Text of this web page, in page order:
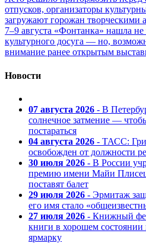
отпусков, организаторы
загружают горожан творческими
7–9 августа «Фонтанка» нашла
культурного досуга — но,
внимание ранее открытым
Новости
07 августа 2026 - В
солнечное затмение —
постараться
04 августа 2026 - ТАСС:
освобожден от должности
30 июля 2026 - В России
премию имени Майи
поставят балет
29 июля 2026 - Эрмитаж
его имя стало
27 июля 2026 - Книжный
книги в хорошем состоянии
ярмарку